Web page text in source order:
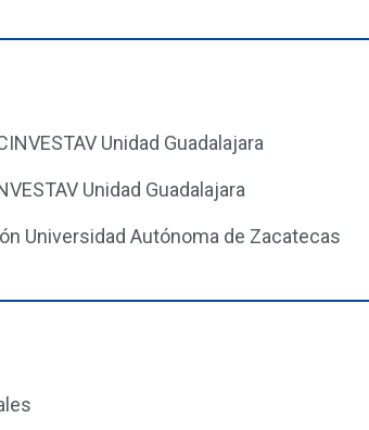
Unidad Guadalajara
Unidad Guadalajara
Universidad Autónoma de Zacatecas